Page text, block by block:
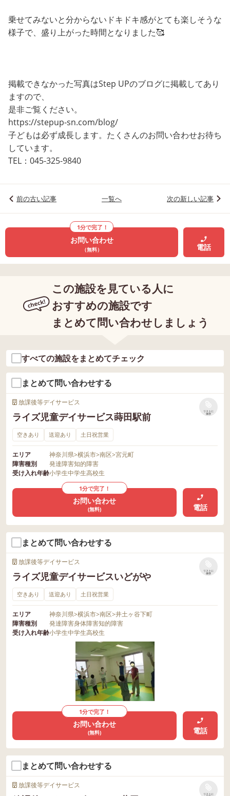
乗せてみないと分からないドキドキ感がとても楽しそうな
様子で、盛り上がった時間となりました🥰
掲載できなかった写真はStep UPのブログに掲載してあり
ますので、
是非ご覧ください。
https://stepup-sn.com/blog/
子どもは必ず成長します。たくさんのお問い合わせお待ち
しています。
TEL：045-325-9840
前の古い記事 一覧へ 次の新しい記事
1分で完了！
お問い合わせ
（無料） 電話
この施設を見ている人に
おすすめの施設です
まとめて問い合わせしましょう
すべての施設をまとめてチェック
まとめて問い合わせする
放課後等デイサービス
ライズ児童デイサービス蒔田駅前
リストに
保存
空きあり 送迎あり 土日祝営業
エリア 神奈川県>横浜市>南区>宮元町
障害種別
発達障害知的障害
受け入れ年齢小学生中学生高校生
1分で完了！
お問い合わせ
(無料) 電話
まとめて問い合わせする
放課後等デイサービス
ライズ児童デイサービスいどがや
リストに
保存
空きあり 送迎あり 土日祝営業
エリア 神奈川県>横浜市>南区>井土ヶ谷下町
障害種別
発達障害身体障害知的障害
受け入れ年齢小学生中学生高校生
1分で完了！
お問い合わせ
(無料) 電話
まとめて問い合わせする
放課後等デイサービス
リストに